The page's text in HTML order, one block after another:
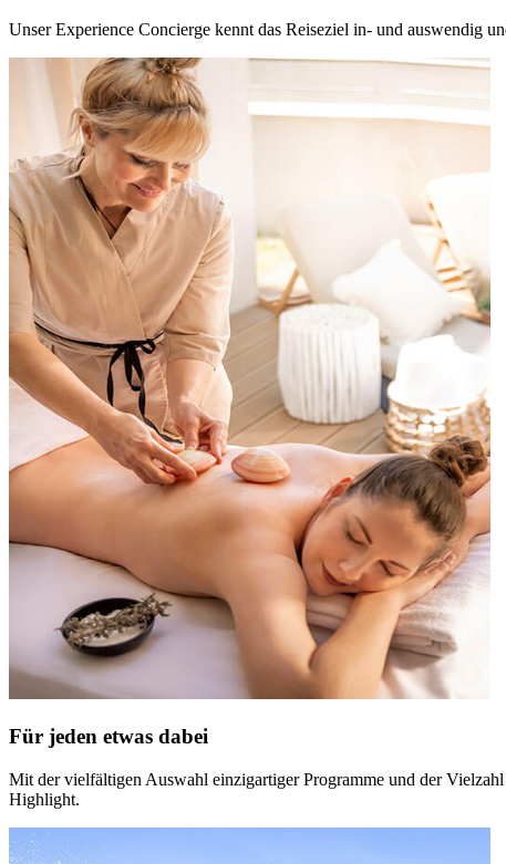
Unser Experience Concierge kennt das Reiseziel in- und auswendig
Für jeden etwas dabei
Mit der vielfältigen Auswahl einzigartiger Programme und der
Highlight.